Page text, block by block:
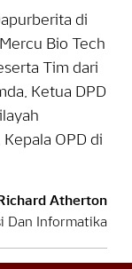
di
Bio Tech
Tim dari
Ketua DPD
OPD di
Atherton
Dan Informatika